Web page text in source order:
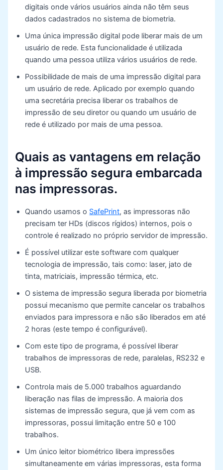
digitais onde vários usuários ainda não têm seus
dados cadastrados no sistema de biometria.
Uma única impressão digital pode liberar mais de um
usuário de rede. Esta funcionalidade é utilizada
quando uma pessoa utiliza vários usuários de rede.
Possibilidade de mais de uma impressão digital para
um usuário de rede. Aplicado por exemplo quando
uma secretária precisa liberar os trabalhos de
impressão de seu diretor ou quando um usuário de
rede é utilizado por mais de uma pessoa.
Quais as vantagens em relação
à impressão segura embarcada
nas impressoras.
Quando usamos o SafePrint, as impressoras não
precisam ter HDs (discos rígidos) internos, pois o
controle é realizado no próprio servidor de impressão.
É possível utilizar este software com qualquer
tecnologia de impressão, tais como: laser, jato de
tinta, matriciais, impressão térmica, etc.
O sistema de impressão segura liberada por biometria
possui mecanismo que permite cancelar os trabalhos
enviados para impressora e não são liberados em até
2 horas (este tempo é configurável).
Com este tipo de programa, é possível liberar
trabalhos de impressoras de rede, paralelas, RS232 e
USB.
Controla mais de 5.000 trabalhos aguardando
liberação nas filas de impressão. A maioria dos
sistemas de impressão segura, que já vem com as
impressoras, possui limitação entre 50 e 100
trabalhos.
Um único leitor biométrico libera impressões
simultaneamente em várias impressoras, esta forma